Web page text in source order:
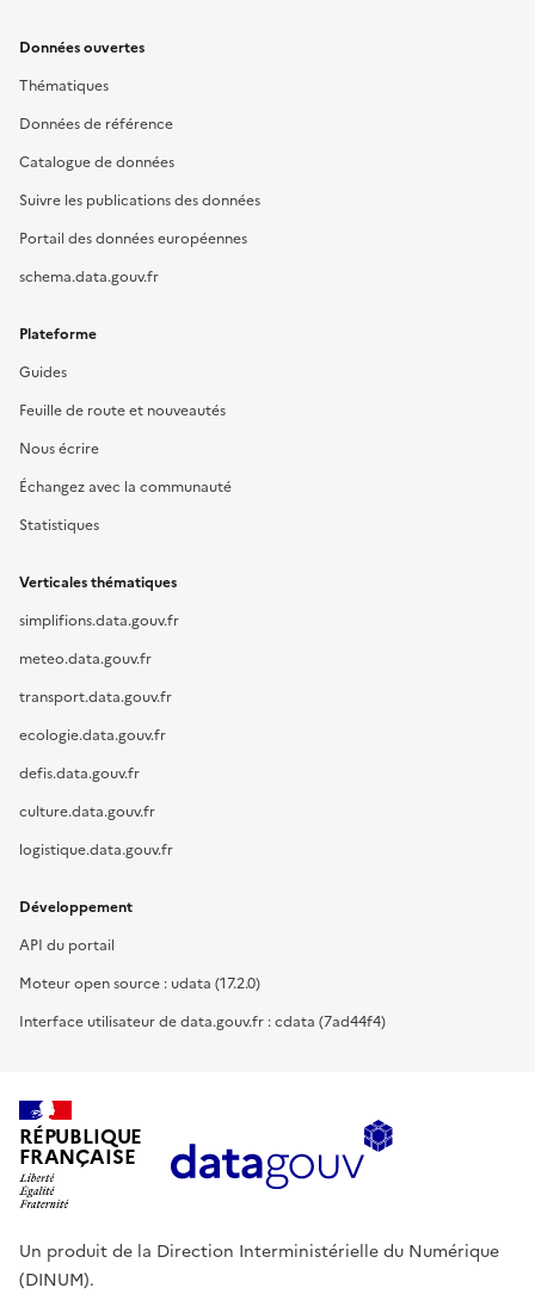
Données ouvertes
Thématiques
Données de référence
Catalogue de données
Suivre les publications des données
Portail des données européennes
schema.data.gouv.fr
Plateforme
Guides
Feuille de route et nouveautés
Nous écrire
Échangez avec la communauté
Statistiques
Verticales thématiques
simplifions.data.gouv.fr
meteo.data.gouv.fr
transport.data.gouv.fr
ecologie.data.gouv.fr
defis.data.gouv.fr
culture.data.gouv.fr
logistique.data.gouv.fr
Développement
API du portail
Moteur open source : udata (17.2.0)
Interface utilisateur de data.gouv.fr : cdata (7ad44f4)
RÉPUBLIQUE
FRANÇAISE
Un produit de la Direction Interministérielle du Numérique
(DINUM).